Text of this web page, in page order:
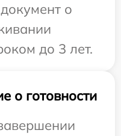
о
до 3 лет.
о готовности